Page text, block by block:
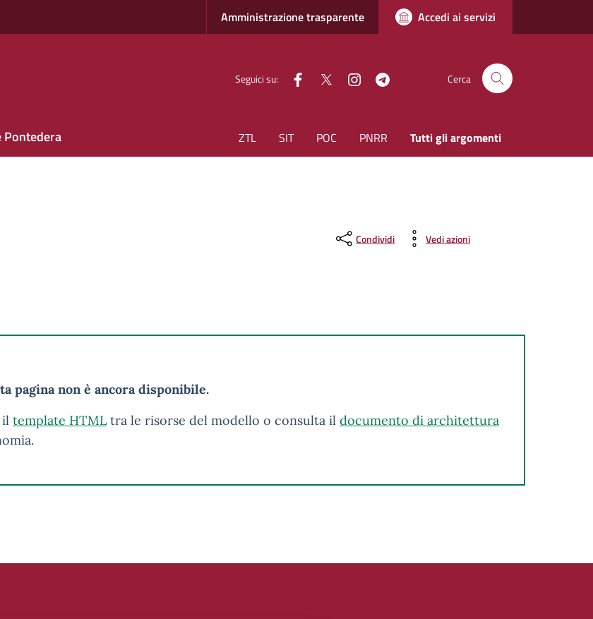
Amministrazione trasparente Accedi ai servizi
Seguici su: facebook
Twitter instagram Cerca
Pontedera ZTL SIT POC PNRR Tutti gli argomenti
Condividi Vedi azioni
pagina non è ancora disponibile.
il template HTML tra le risorse del modello o consulta il documento di architettura